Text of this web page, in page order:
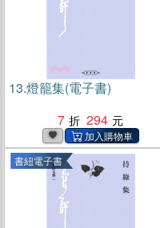
13.燈籠集(電子書)
7
294
書紐電子書